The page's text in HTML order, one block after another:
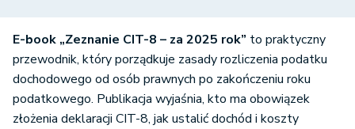
E-book „Zeznanie CIT-8 – za 2025 rok” to praktyczny
przewodnik, który porządkuje zasady rozliczenia podatku
dochodowego od osób prawnych po zakończeniu roku
podatkowego. Publikacja wyjaśnia, kto ma obowiązek
złożenia deklaracji CIT-8, jak ustalić dochód i koszty